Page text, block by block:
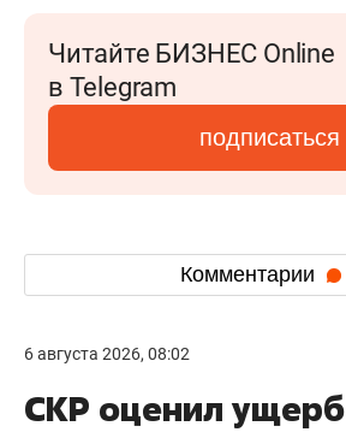
Читайте БИЗНЕС Online
в Telegram
подписаться
Комментарии
6 августа 2026, 08:02
СКР оценил ущерб